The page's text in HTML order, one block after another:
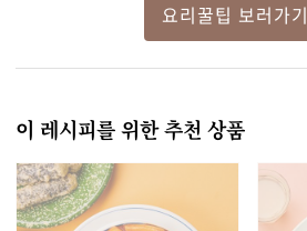
요리꿀팁 보러가기
이 레시피를 위한 추천 상품